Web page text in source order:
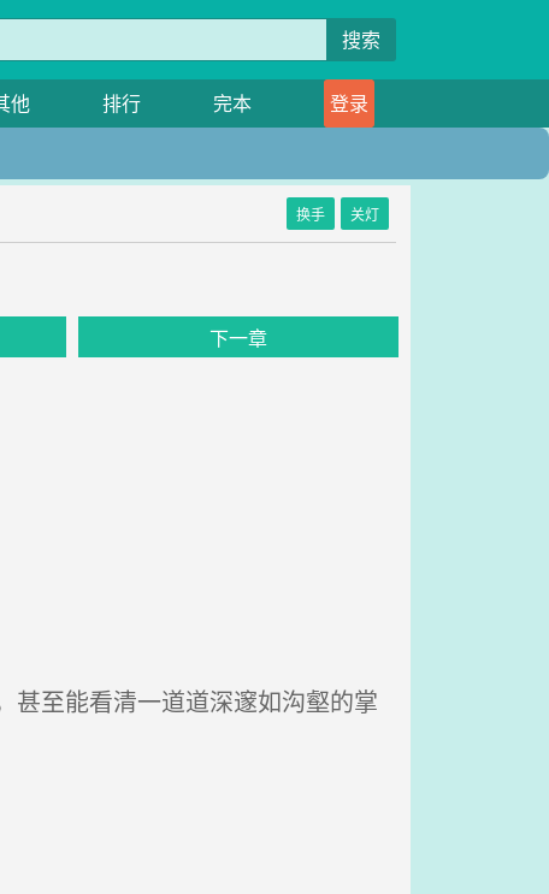
搜索
他 排行 完本
登录
换手 关灯
下一章
至能看清一道道深邃如沟壑的掌